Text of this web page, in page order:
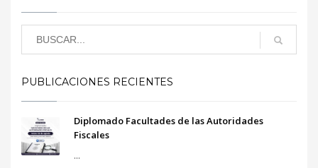
PUBLICACIONES RECIENTES
Diplomado Facultades de las Autoridades
Fiscales
...